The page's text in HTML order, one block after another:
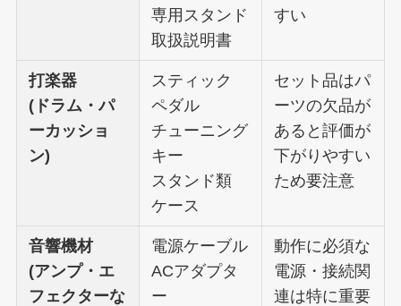
専用スタンド
取扱説明書
すい
打楽器
(ドラム・パ
ーカッショ
ン)
スティック
ペダル
チューニング
キー
スタンド類
ケース
セット品はパ
ーツの欠品が
あると評価が
下がりやすい
ため要注意
音響機材
(アンプ・エ
フェクターな
電源ケーブル
ACアダプタ
ー
動作に必須な
電源・接続関
連は特に重要